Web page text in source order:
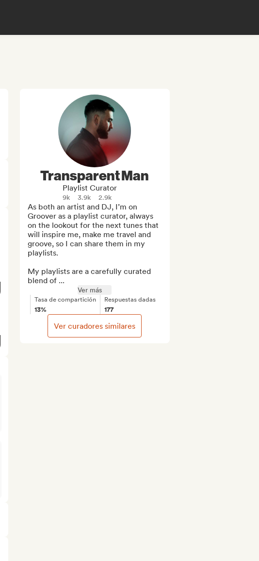
Transparent Man
Playlist Curator
9k 3.9k 2.9k
As both an artist and DJ, I’m on
Groover as a playlist curator, always
on the lookout for the next tunes that
will inspire me, make me travel and
groove, so I can share them in my
playlists.
My playlists are a carefully curated
blend of ...
Ver más
Tasa de compartición
13%
Respuestas dadas
177
Ver curadores similares